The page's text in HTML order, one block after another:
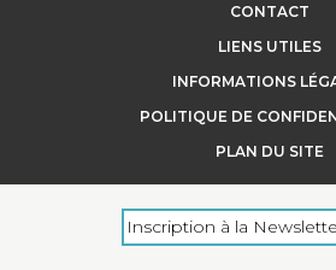
+
CONTACT
LIENS UTILES
INFORMATIONS
POLITIQUE DE
PLAN DU SITE